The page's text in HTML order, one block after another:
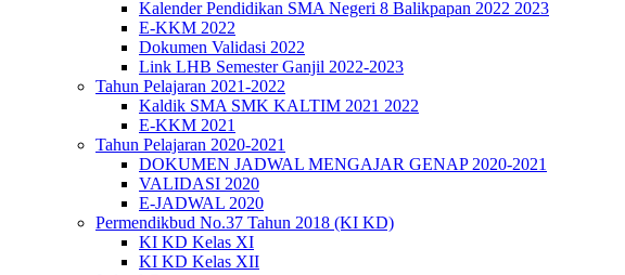
Kalender Pendidikan SMA Negeri 8 Balikpapan 2022 2023
E-KKM 2022
Dokumen Validasi 2022
Link LHB Semester Ganjil 2022-2023
Tahun Pelajaran 2021-2022
Kaldik SMA SMK KALTIM 2021 2022
E-KKM 2021
Tahun Pelajaran 2020-2021
DOKUMEN JADWAL MENGAJAR GENAP 2020-2021
VALIDASI 2020
E-JADWAL 2020
Permendikbud No.37 Tahun 2018 (KI KD)
KI KD Kelas XI
KI KD Kelas XII